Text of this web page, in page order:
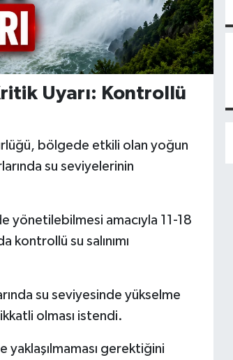
Uyarı: Kontrollü
bölgede etkili olan yoğun
su seviyelerinin
yönetilebilmesi amacıyla 11-18
kontrollü su salınımı
su seviyesinde yükselme
olması istendi.
yaklaşılmaması gerektiğini